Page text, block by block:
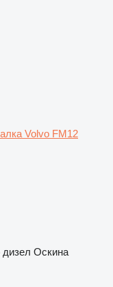
Volvo FM12
дизел Оскина